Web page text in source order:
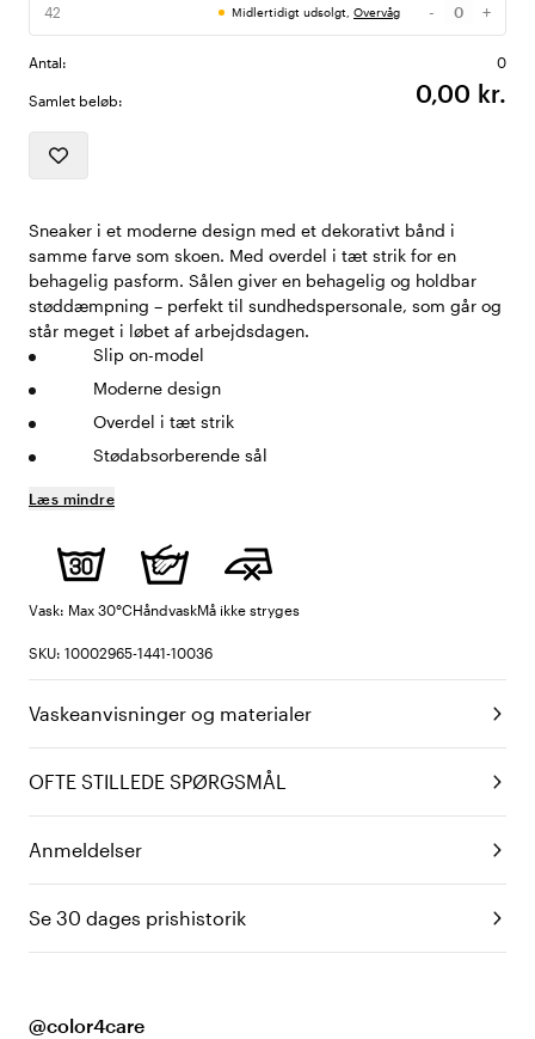
42 Midlertidigt udsolgt, Overvåg -
Antal
+
Antal: 0
Samlet beløb: 0,00 kr.
Sneaker i et moderne design med et dekorativt bånd i
samme farve som skoen. Med overdel i tæt strik for en
behagelig pasform. Sålen giver en behagelig og holdbar
støddæmpning – perfekt til sundhedspersonale, som går og
står meget i løbet af arbejdsdagen.
Slip on-model
Moderne design
Overdel i tæt strik
Stødabsorberende sål
Læs mindre
Vask: Max 30°CHåndvaskMå ikke stryges
SKU: 10002965-1441-10036
Vaskeanvisninger og materialer
OFTE STILLEDE SPØRGSMÅL
Anmeldelser
Se 30 dages prishistorik
@color4care